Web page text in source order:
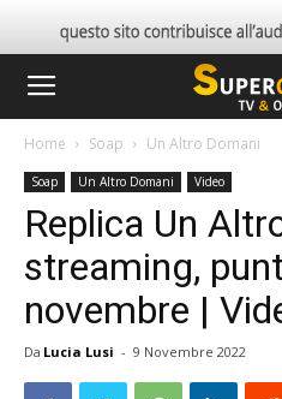
Home Soap Un Altro Domani
Soap Un Altro Domani Video
Replica Un
streaming,
novembre |
Da Lucia Lusi - 9 Novembre 2022